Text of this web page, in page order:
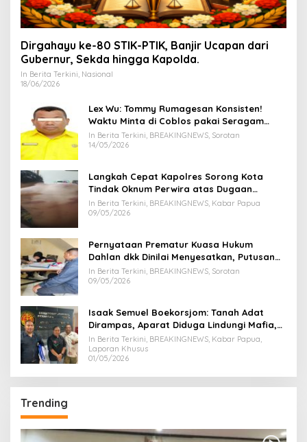
Dirgahayu ke-80 STIK-PTIK, Banjir Ucapan dari
Gubernur, Sekda hingga Kapolda.
In Berita Terkini, Nasional
18/06/2026
Lex Wu: Tommy Rumagesan Konsisten!
Waktu Minta di Coblos pakai Seragam
Kuning, Waktu MenCoblos Juga pakai Kaos
Kuning.
In Berita Terkini, BREAKINGNEWS, Sorotan
14/05/2026
Langkah Cepat Kapolres Sorong Kota
Tindak Oknum Perwira atas Dugaan
Kekerasan Brutal Terhadap Anak
In Berita Terkini, BREAKINGNEWS, Kabar Papua
09/05/2026
Pernyataan Prematur Kuasa Hukum
Dahlan dkk Dinilai Menyesatkan, Putusan
PK Isaak Boekorsjom Belum Dipublikasikan
In Berita Terkini, BREAKINGNEWS, Sorotan
09/05/2026
Isaak Semuel Boekorsjom: Tanah Adat
Dirampas, Aparat Diduga Lindungi Mafia,
Kasus Kini Jadi Prioritas ATR/BPN
In Berita Terkini, BREAKINGNEWS, Kabar Papua,
Laporan Khusus
01/05/2026
Trending